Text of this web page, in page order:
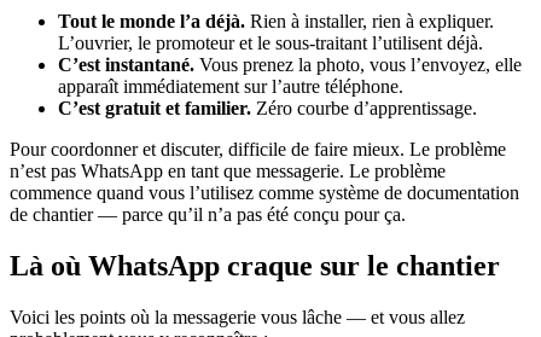
Tout le monde l’a déjà. Rien à installer, rien à expliquer.
L’ouvrier, le promoteur et le sous-traitant l’utilisent déjà.
C’est instantané. Vous prenez la photo, vous l’envoyez, elle
apparaît immédiatement sur l’autre téléphone.
C’est gratuit et familier. Zéro courbe d’apprentissage.
Pour coordonner et discuter, difficile de faire mieux. Le problème
n’est pas WhatsApp en tant que messagerie. Le problème
commence quand vous l’utilisez comme système de documentation
de chantier — parce qu’il n’a pas été conçu pour ça.
Là où WhatsApp craque sur le chantier
Voici les points où la messagerie vous lâche — et vous allez